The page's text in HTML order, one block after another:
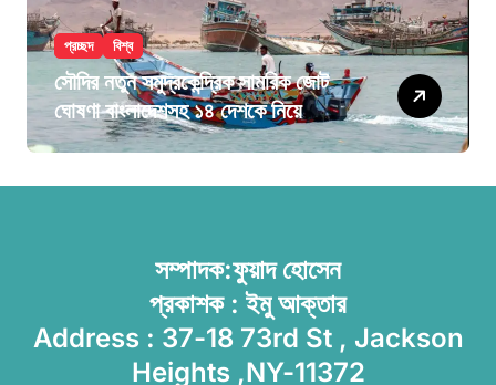
প্রচ্ছদ বিশ্ব
সৌদির নতুন সমুদ্রকেন্দ্রিক সামরিক জোট
ঘোষণা বাংলাদেশসহ ১৪ দেশকে নিয়ে
সম্পাদক:ফুয়াদ হোসেন
প্রকাশক : ইমু আক্তার
Address : 37-18 73rd St , Jackson
Heights ,NY-11372